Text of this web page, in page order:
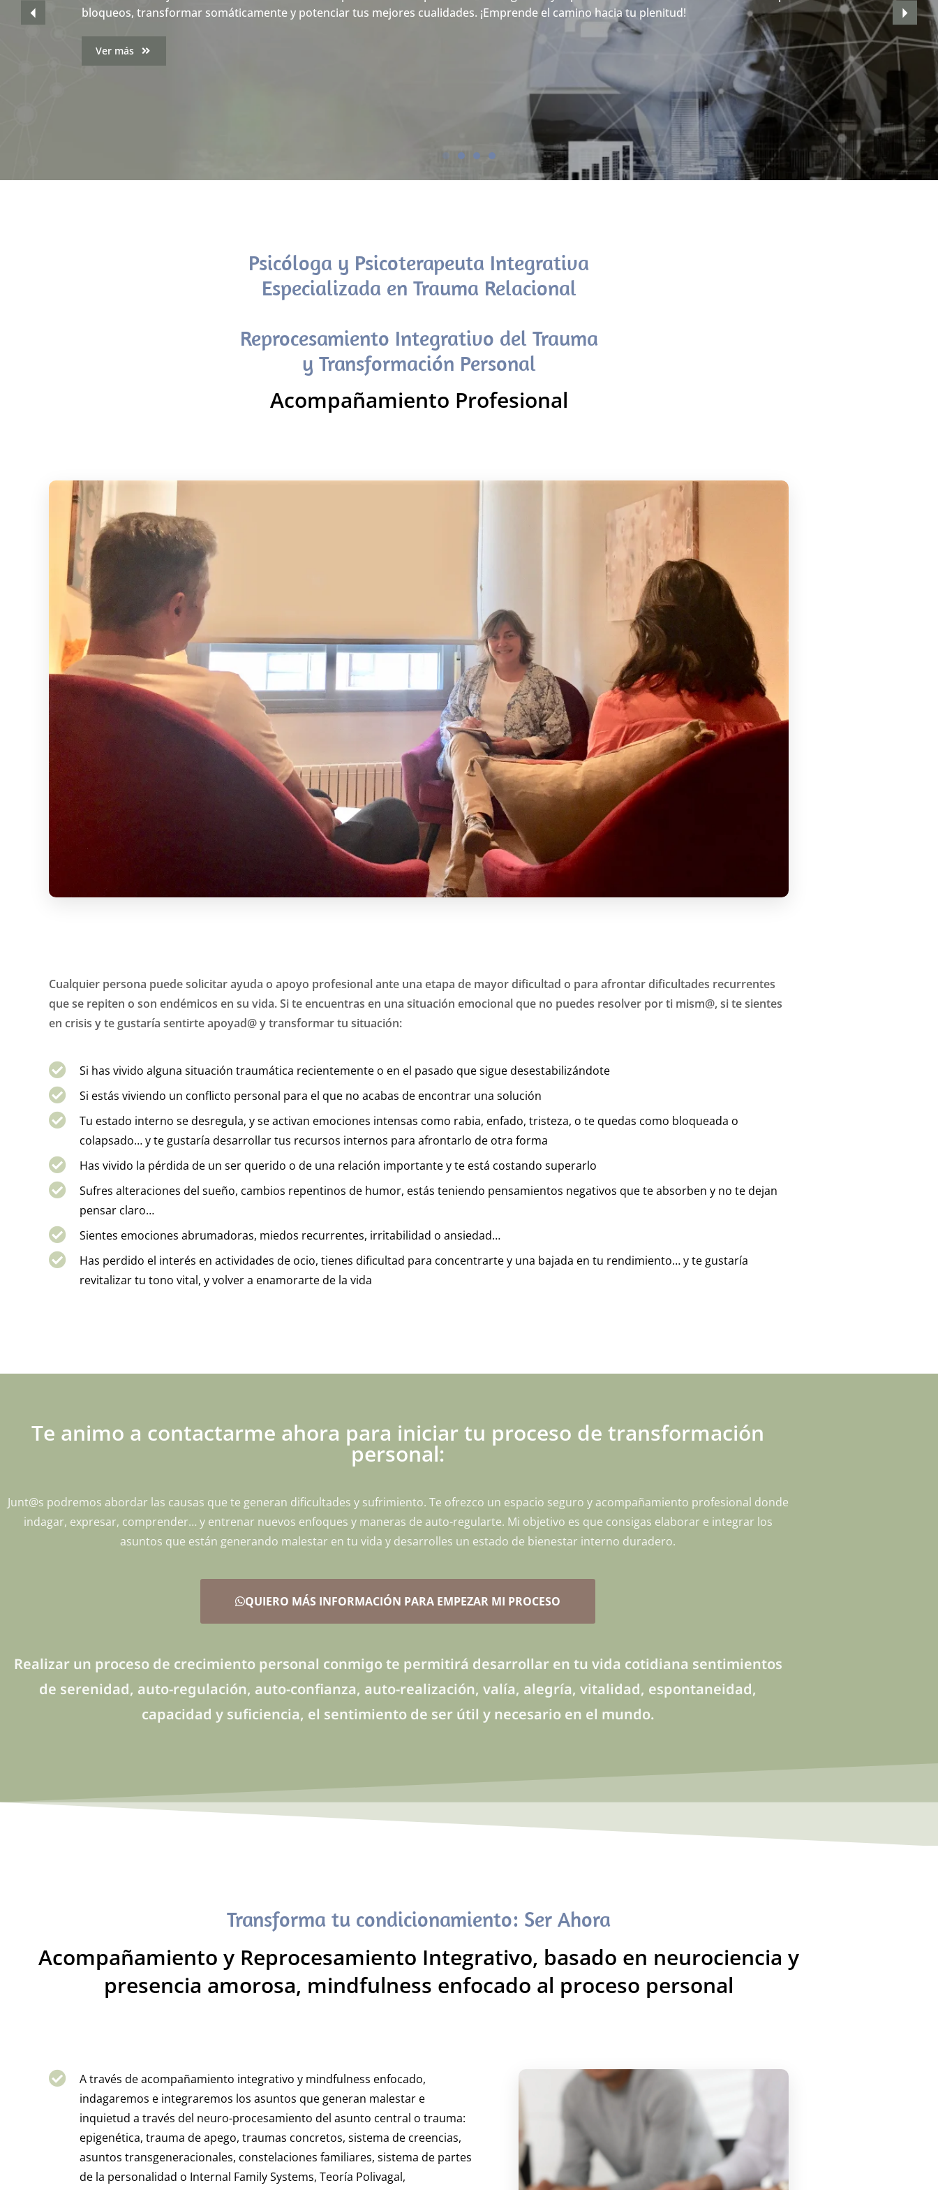
bloqueos, transformar somáticamente y potenciar tus mejores cualidades. ¡Emprende el camino hacia tu plenitud!
Ver más
experiencias adversas o traumáticas
Ver más
Psicóloga y Psicoterapeuta Integrativa
Especializada en Trauma Relacional
Reprocesamiento Integrativo del Trauma
y Transformación Personal
Acompañamiento Profesional
Cualquier persona puede solicitar ayuda o apoyo profesional ante una etapa de mayor dificultad o para afrontar dificultades recurrentes
que se repiten o son endémicos en su vida. Si te encuentras en una situación emocional que no puedes resolver por ti mism@, si te sientes
en crisis y te gustaría sentirte apoyad@ y transformar tu situación:
Si has vivido alguna situación traumática recientemente o en el pasado que sigue desestabilizándote
Si estás viviendo un conflicto personal para el que no acabas de encontrar una solución
Tu estado interno se desregula, y se activan emociones intensas como rabia, enfado, tristeza, o te quedas como bloqueada o
colapsado… y te gustaría desarrollar tus recursos internos para afrontarlo de otra forma
Has vivido la pérdida de un ser querido o de una relación importante y te está costando superarlo
Sufres alteraciones del sueño, cambios repentinos de humor, estás teniendo pensamientos negativos que te absorben y no te dejan
pensar claro…
Sientes emociones abrumadoras, miedos recurrentes, irritabilidad o ansiedad…
Has perdido el interés en actividades de ocio, tienes dificultad para concentrarte y una bajada en tu rendimiento… y te gustaría
revitalizar tu tono vital, y volver a enamorarte de la vida
Te animo a contactarme ahora para iniciar tu proceso de transformación
personal:
Junt@s podremos abordar las causas que te generan dificultades y sufrimiento. Te ofrezco un espacio seguro y acompañamiento profesional donde
indagar, expresar, comprender… y entrenar nuevos enfoques y maneras de auto-regularte. Mi objetivo es que consigas elaborar e integrar los
asuntos que están generando malestar en tu vida y desarrolles un estado de bienestar interno duradero.
QUIERO MÁS INFORMACIÓN PARA EMPEZAR MI PROCESO
Realizar un proceso de crecimiento personal conmigo te permitirá desarrollar en tu vida cotidiana sentimientos
de serenidad, auto-regulación, auto-confianza, auto-realización, valía, alegría, vitalidad, espontaneidad,
capacidad y suficiencia, el sentimiento de ser útil y necesario en el mundo.
Transforma tu condicionamiento: Ser Ahora
Acompañamiento y Reprocesamiento Integrativo, basado en neurociencia y
presencia amorosa, mindfulness enfocado al proceso personal
A través de acompañamiento integrativo y mindfulness enfocado,
indagaremos e integraremos los asuntos que generan malestar e
inquietud a través del neuro-procesamiento del asunto central o trauma:
epigenética, trauma de apego, traumas concretos, sistema de creencias,
asuntos transgeneracionales, constelaciones familiares, sistema de partes
de la personalidad o Internal Family Systems, Teoría Polivagal,